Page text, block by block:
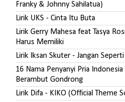
Franky & Johnny Sahilatua)
Lirik UKS - Cinta Itu Buta
Lirik Gerry Mahesa feat Tasya
Harus Memiliki
Lirik Iksan Skuter - Jangan
16 Nama Penyanyi Pria Indonesia
Berambut Gondrong
Lirik Difa - KIKO (Official Theme